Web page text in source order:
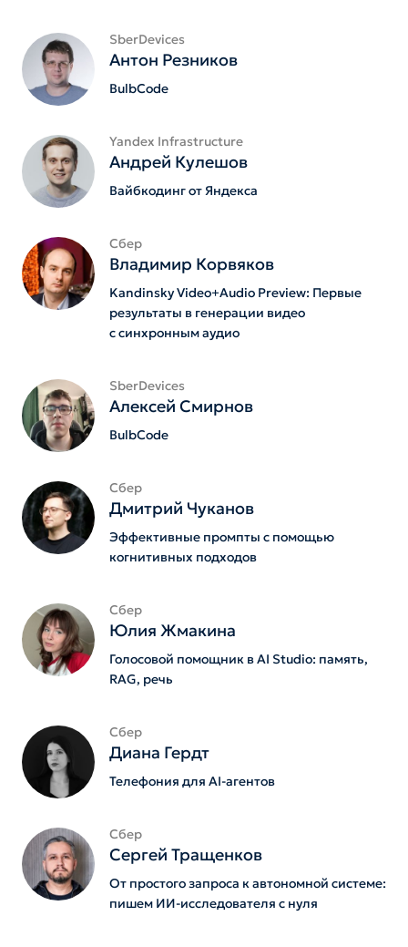
SberDevices
Антон Резников
BulbCode
Yandex Infrastructure
Андрей Кулешов
Вайбкодинг от Яндекса
Сбер
Владимир Корвяков
Kandinsky Video+Audio Preview: Первые
результаты в генерации видео
с синхронным аудио
SberDevices
Алексей Смирнов
BulbCode
Сбер
Дмитрий Чуканов
Эффективные промпты с помощью
когнитивных подходов
Сбер
Юлия Жмакина
Голосовой помощник в AI Studio: память,
RAG, речь
Сбер
Диана Гердт
Телефония для AI-агентов
Сбер
Сергей Тращенков
От простого запроса к автономной системе:
пишем ИИ-исследователя с нуля